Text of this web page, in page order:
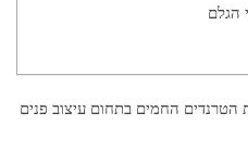
הגלם
הטרנדים החמים בתחום עיצוב פנים